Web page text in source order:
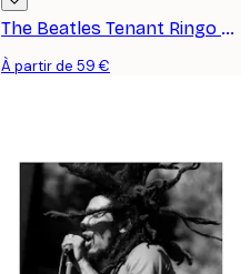
The Beatles Tenant Ringo Starr Toile
À partir de 59 €